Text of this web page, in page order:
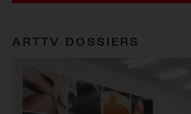
ARTTV DOSSIERS